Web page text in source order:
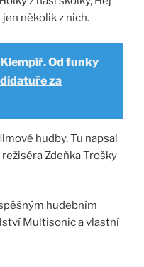
několik z nich.
Od funky
za
hudby. Tu napsal
Zdeňka Trošky
hudebním
Multisonic a vlastní